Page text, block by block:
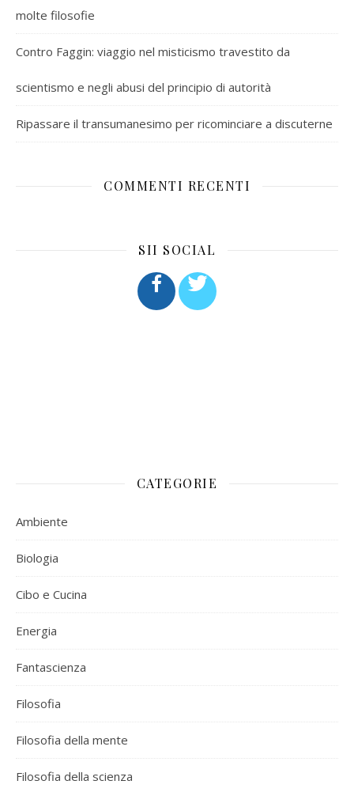
molte filosofie
Contro Faggin: viaggio nel misticismo travestito da
scientismo e negli abusi del principio di autorità
Ripassare il transumanesimo per ricominciare a discuterne
COMMENTI RECENTI
SII SOCIAL
CATEGORIE
Ambiente
Biologia
Cibo e Cucina
Energia
Fantascienza
Filosofia
Filosofia della mente
Filosofia della scienza